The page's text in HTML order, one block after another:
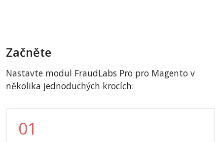
Začněte
Nastavte modul FraudLabs Pro pro Magento v
několika jednoduchých krocích:
01